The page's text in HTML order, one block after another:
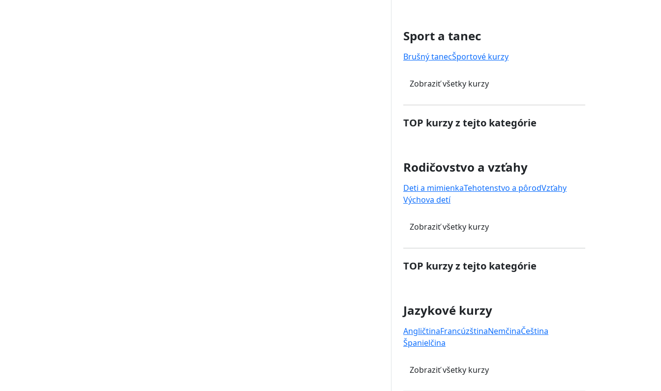
Sport a tanec
Brušný tanecŠportové kurzy
Zobraziť všetky kurzy
TOP kurzy z tejto kategórie
Rodičovstvo a vzťahy
Deti a mimienkaTehotenstvo a pôrodVzťahy
Výchova detí
Zobraziť všetky kurzy
TOP kurzy z tejto kategórie
Jazykové kurzy
AngličtinaFrancúzštinaNemčinaČeština
Španielčina
Zobraziť všetky kurzy